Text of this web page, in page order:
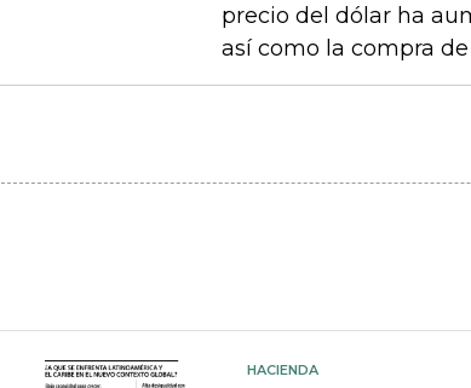
precio del dólar ha
así como la compra
HACIENDA